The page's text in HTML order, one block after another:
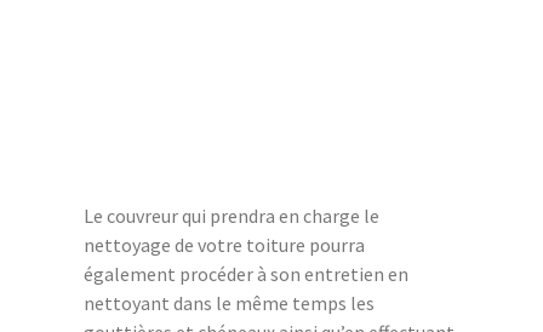
Le couvreur qui prendra en charge le
nettoyage de votre toiture pourra
également procéder à son entretien en
nettoyant dans le même temps les